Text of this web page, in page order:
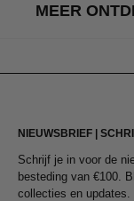
MEER
NIEUWSBRIEF |
Schrijf je in voor de
besteding van €100.
collecties en updates.